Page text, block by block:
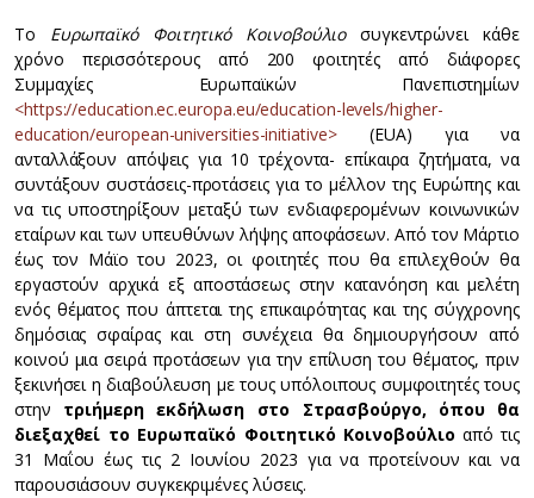
Το Ευρωπαϊκό Φοιτητικό Κοινοβούλιοσυγκεντρώνει κάθε
χρόνο περισσότερους από 200 φοιτητές από διάφορες
Συμμαχίες Ευρωπαϊκών Πανεπιστημίων
<https://education.ec.europa.eu/education-levels/higher-
education/european-universities-initiative>(EUA) για να
ανταλλάξουν απόψεις για 10 τρέχοντα- επίκαιρα ζητήματα, να
συντάξουν συστάσεις-προτάσεις για το μέλλον της Ευρώπης και
να τις υποστηρίξουν μεταξύ των ενδιαφερομένων κοινωνικών
εταίρων και των υπευθύνων λήψης αποφάσεων. Από τον Μάρτιο
έως τον Μάϊο του 2023, οι φοιτητές που θα επιλεχθούν θα
εργαστούν αρχικά εξ αποστάσεως στην κατανόηση και μελέτη
ενός θέματος που άπτεται της επικαιρότητας και της σύγχρονης
δημόσιας σφαίρας και στη συνέχεια θα δημιουργήσουν από
κοινού μια σειρά προτάσεων για την επίλυση του θέματος, πριν
ξεκινήσει η διαβούλευση με τους υπόλοιπους συμφοιτητές τους
στην τριήμερη εκδήλωση στο Στρασβούργο, όπου θα
διεξαχθεί το Ευρωπαϊκό Φοιτητικό Κοινοβούλιοαπό τις
31 Μαΐου έως τις 2 Ιουνίου 2023 για να προτείνουν και να
παρουσιάσουν συγκεκριμένες λύσεις.